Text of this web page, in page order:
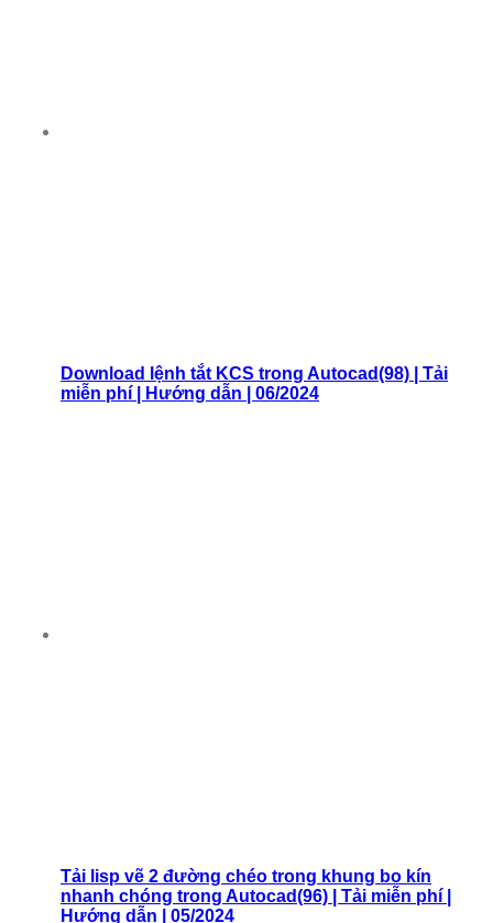
Download lệnh tắt KCS trong Autocad(98) | Tải
miễn phí | Hướng dẫn | 06/2024
Tải lisp vẽ 2 đường chéo trong khung bo kín
nhanh chóng trong Autocad(96) | Tải miễn phí |
Hướng dẫn | 05/2024